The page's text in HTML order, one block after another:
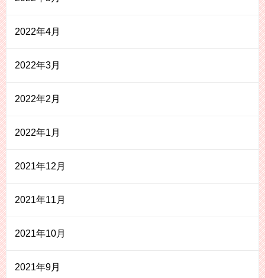
2022年4月
2022年3月
2022年2月
2022年1月
2021年12月
2021年11月
2021年10月
2021年9月